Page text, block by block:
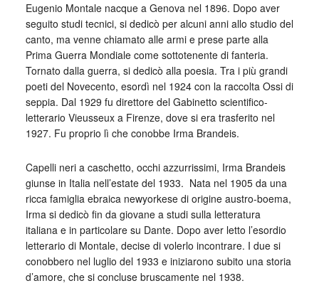
Eugenio Montale nacque a Genova nel 1896. Dopo aver
seguito studi tecnici, si dedicò per alcuni anni allo studio del
canto, ma venne chiamato alle armi e prese parte alla
Prima Guerra Mondiale come sottotenente di fanteria.
Tornato dalla guerra, si dedicò alla poesia. Tra i più grandi
poeti del Novecento, esordì nel 1924 con la raccolta Ossi di
seppia. Dal 1929 fu direttore del Gabinetto scientifico-
letterario Vieusseux a Firenze, dove si era trasferito nel
1927. Fu proprio lì che conobbe Irma Brandeis.
Capelli neri a caschetto, occhi azzurrissimi, Irma Brandeis
giunse in Italia nell’estate del 1933. Nata nel 1905 da una
ricca famiglia ebraica newyorkese di origine austro-boema,
Irma si dedicò fin da giovane a studi sulla letteratura
italiana e in particolare su Dante. Dopo aver letto l’esordio
letterario di Montale, decise di volerlo incontrare. I due si
conobbero nel luglio del 1933 e iniziarono subito una storia
d’amore, che si concluse bruscamente nel 1938.